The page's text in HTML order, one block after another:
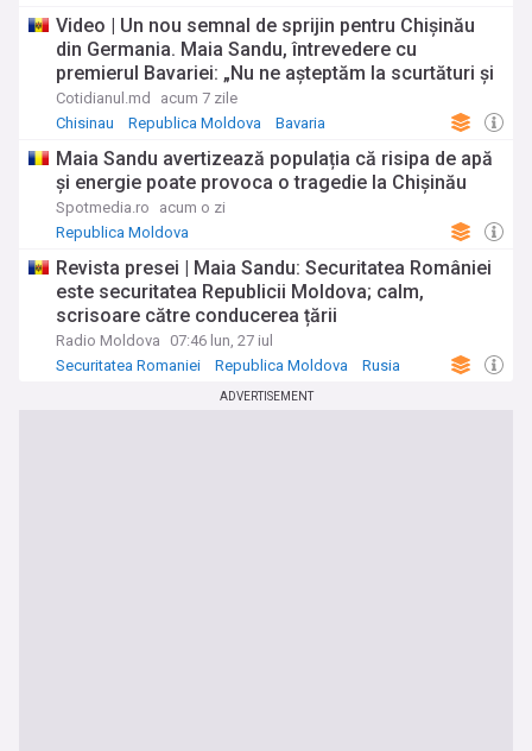
Video | Un nou semnal de sprijin pentru Chișinău
din Germania. Maia Sandu, întrevedere cu
premierul Bavariei: „Nu ne așteptăm la scurtături și
nici la excepții. Vrem un proces bazat pe merite, în
care progresul fiecărui stat candidat să fie evaluat
Cotidianul.md
acum 7 zile
Chisinau
Republica Moldova Bavaria
Maia Sandu avertizează populația că risipa de apă
și energie poate provoca o tragedie la Chișinău
Spotmedia.ro
acum o zi
Republica Moldova
Revista presei | Maia Sandu: Securitatea României
este securitatea Republicii Moldova; calm,
scrisoare către conducerea țării
Radio Moldova
07:46 lun, 27 iul
Securitatea Romaniei
Republica Moldova Rusia
ADVERTISEMENT